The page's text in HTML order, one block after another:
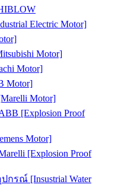
Electric Motor]
Motor]
Motor]
Motor]
Motor]
[Explosion Proof
Motor]
[Explosion Proof
รณ์ [Insustrial Water